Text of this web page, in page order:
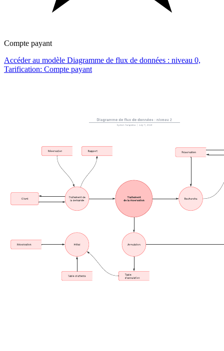
Compte payant
Accéder au modèle Diagramme de flux de données : niveau 0,
Tarification: Compte payant